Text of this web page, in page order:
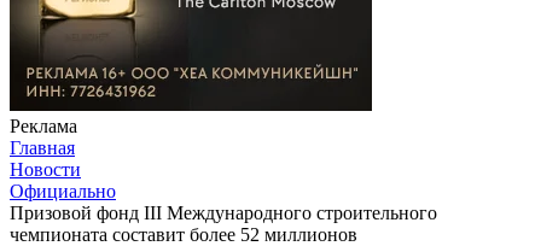
Реклама
Главная
Новости
Официально
Призовой фонд III Международного строительного
чемпионата составит более 52 миллионов